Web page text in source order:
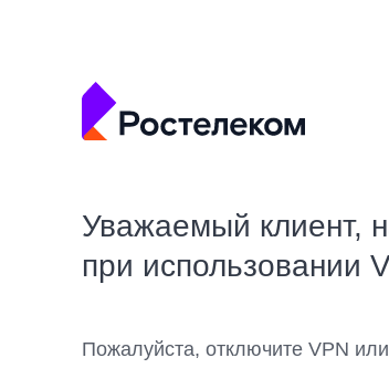
Уважаемый клиент,
при использовании
Пожалуйста, отключите VPN